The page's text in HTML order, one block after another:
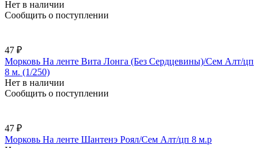
Нет в наличии
Сообщить о поступлении
47 ₽
Морковь На ленте Вита Лонга (Без Сердцевины)/Сем Алт/цп
8 м. (1/250)
Нет в наличии
Сообщить о поступлении
47 ₽
Морковь На ленте Шантенэ Роял/Сем Алт/цп 8 м.р